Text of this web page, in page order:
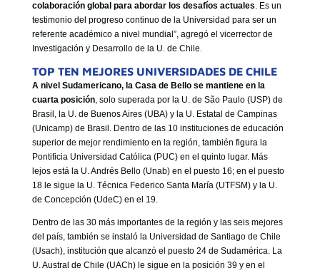
colaboración global para abordar los desafíos actuales. Es un
testimonio del progreso continuo de la Universidad para ser un
referente académico a nivel mundial”, agregó el vicerrector de
Investigación y Desarrollo de la U. de Chile.
TOP TEN MEJORES UNIVERSIDADES DE CHILE
A nivel Sudamericano, la Casa de Bello se mantiene en la
cuarta posición, solo superada por la U. de São Paulo (USP) de
Brasil, la U. de Buenos Aires (UBA) y la U. Estatal de Campinas
(Unicamp) de Brasil. Dentro de las 10 instituciones de educación
superior de mejor rendimiento en la región, también figura la
Pontificia Universidad Católica (PUC) en el quinto lugar. Más
lejos está la U. Andrés Bello (Unab) en el puesto 16; en el puesto
18 le sigue la U. Técnica Federico Santa María (UTFSM) y la U.
de Concepción (UdeC) en el 19.
Dentro de las 30 más importantes de la región y las seis mejores
del país, también se instaló la Universidad de Santiago de Chile
(Usach), institución que alcanzó el puesto 24 de Sudamérica. La
U. Austral de Chile (UACh) le sigue en la posición 39 y en el